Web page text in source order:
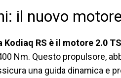
il nuovo
Kodiaq RS è il motore 2.0
Nm. Questo propulsore,
una guida dinamica e